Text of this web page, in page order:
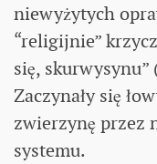
niewyżytych
“religijnie”
się, skurwysynu”
Zaczynały się
zwierzynę przez
systemu.